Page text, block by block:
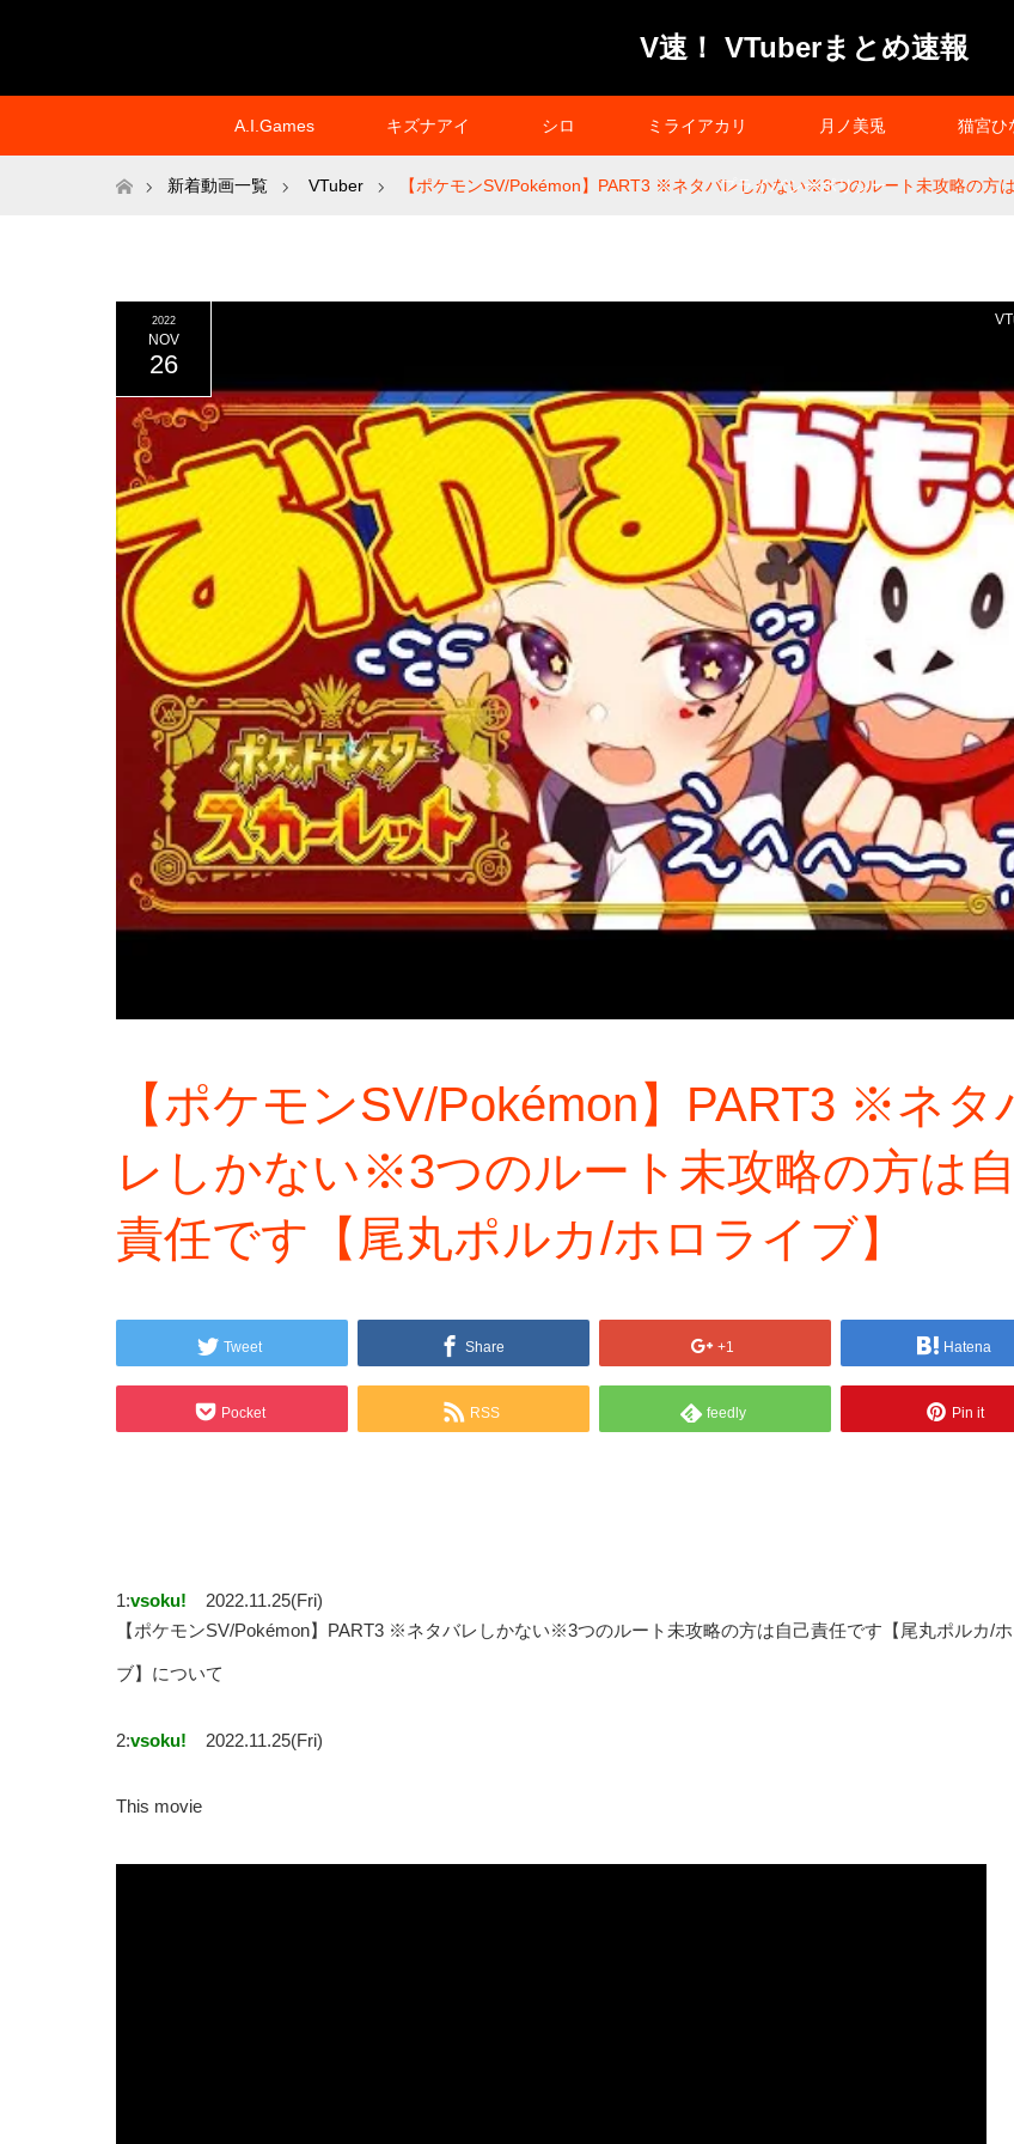
V速！ VTuberまとめ速報
A.I.Games キズナアイ シロ ミライアカリ 月ノ美兎 猫宮ひ
プライバシーポリシー
ホーム新着動画一覧 VTuber 【ポケモンSV/Pokémon】PART3 ※ネタバレしかない※3つのルート未攻略の方
2022
NOV
26
【ポケモンSV/Pokémon】PART3 ※ネタ
レしかない※3つのルート未攻略の方は
責任です【尾丸ポルカ/ホロライブ】
Tweet Share +1 Hatena
Pocket RSS feedly Pin it
1:vsoku!
2022.11.25(Fri)
【ポケモンSV/Pokémon】PART3 ※ネタバレしかない※3つのルート未攻略の方は自己責任です【尾丸ポルカ/
ブ】について
2:vsoku! 2022.11.25(Fri)
This movie